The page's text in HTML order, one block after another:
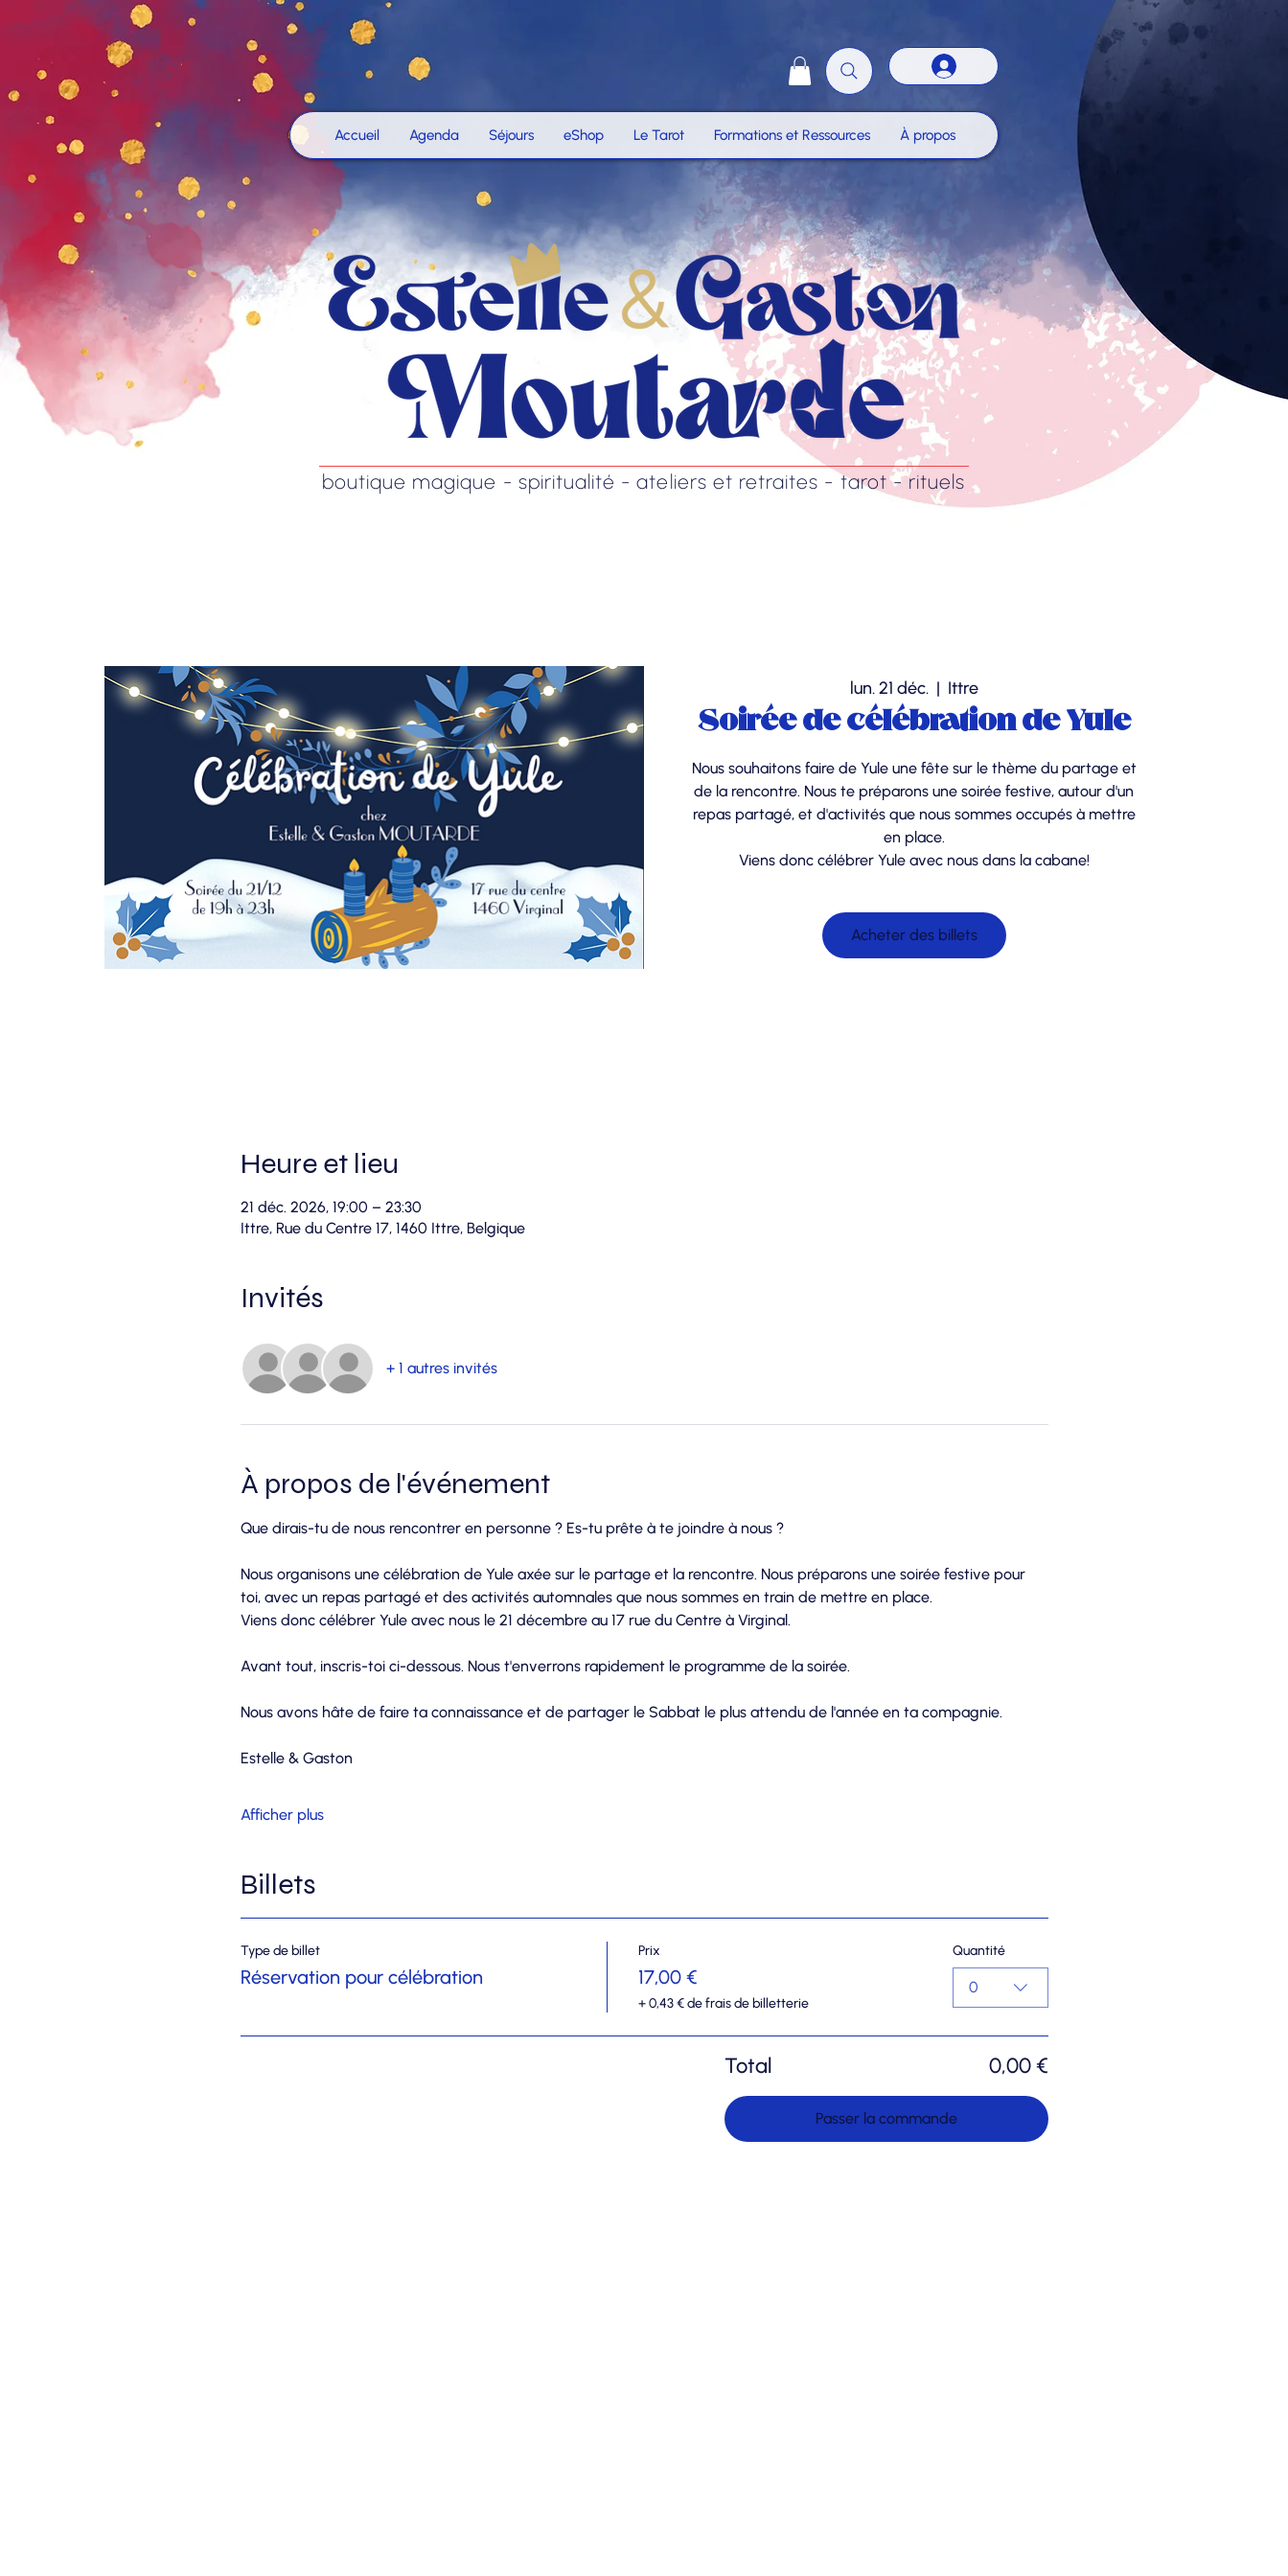
Accueil Agenda Séjours eShop Le Tarot Formations et Ressources À propos
boutique magique - spiritualité - ateliers et retraites - tarot - rituels
lun. 21 déc.
  |
Ittre
Soirée de célébration de Yule
Nous souhaitons faire de Yule une fête sur le thème du partage et
de la rencontre. Nous te préparons une soirée festive, autour d'un
repas partagé, et d'activités que nous sommes occupés à mettre
en place.
Viens donc célébrer Yule avec nous dans la cabane!
Acheter des billets
Heure et lieu
21 déc. 2026, 19:00 – 23:30
Ittre, Rue du Centre 17, 1460 Ittre, Belgique
Invités
+ 1 autres invités
À propos de l'événement
Que dirais-tu de nous rencontrer en personne ? Es-tu prête à te joindre à nous ?
Nous organisons une célébration de Yule axée sur le partage et la rencontre. Nous préparons une soirée festive pour
toi, avec un repas partagé et des activités automnales que nous sommes en train de mettre en place.
Viens donc célébrer Yule avec nous le 21 décembre au 17 rue du Centre à Virginal.
Avant tout, inscris-toi ci-dessous. Nous t'enverrons rapidement le programme de la soirée.
Nous avons hâte de faire ta connaissance et de partager le Sabbat le plus attendu de l'année en ta compagnie.
Estelle & Gaston
Afficher plus
Billets
Type de billet
Réservation pour célébration
Prix
17,00 €
+ 0,43 € de frais de billetterie
Quantité
0
Total 0,00 €
Passer la commande